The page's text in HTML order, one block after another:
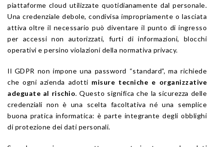
piattaforme cloud utilizzate quotidianamente dal personale.
Una credenziale debole, condivisa impropriamente o lasciata
attiva oltre il necessario può diventare il punto di ingresso
per accessi non autorizzati, furti di informazioni, blocchi
operativi e persino violazioni della normativa privacy.
Il GDPR non impone una password “standard”, ma richiede
che ogni azienda adotti misure tecniche e organizzative
adeguate al rischio. Questo significa che la sicurezza delle
credenziali non è una scelta facoltativa né una semplice
buona pratica informatica: è parte integrante degli obblighi
di protezione dei dati personali.